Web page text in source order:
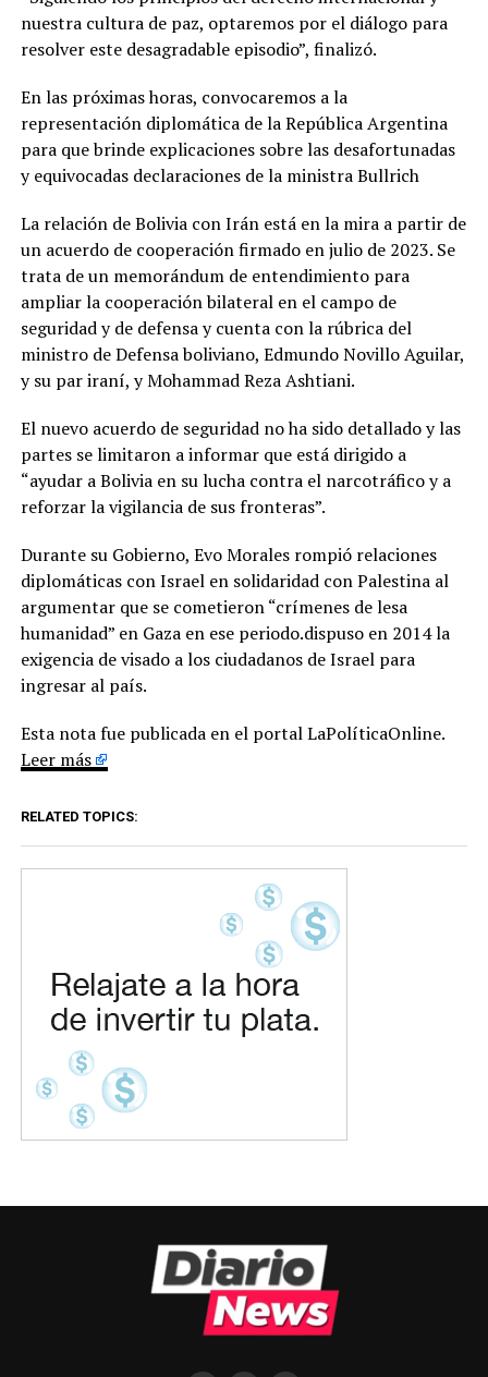
nuestra cultura de paz, optaremos por el diálogo para
resolver este desagradable episodio”, finalizó.
En las próximas horas, convocaremos a la
representación diplomática de la República Argentina
para que brinde explicaciones sobre las desafortunadas
y equivocadas declaraciones de la ministra Bullrich
La relación de Bolivia con Irán está en la mira a partir de
un acuerdo de cooperación firmado en julio de 2023. Se
trata de un memorándum de entendimiento para
ampliar la cooperación bilateral en el campo de
seguridad y de defensa y cuenta con la rúbrica del
ministro de Defensa boliviano, Edmundo Novillo Aguilar,
y su par iraní, y Mohammad Reza Ashtiani.
El nuevo acuerdo de seguridad no ha sido detallado y las
partes se limitaron a informar que está dirigido a
“ayudar a Bolivia en su lucha contra el narcotráfico y a
reforzar la vigilancia de sus fronteras”.
Durante su Gobierno, Evo Morales rompió relaciones
diplomáticas con Israel en solidaridad con Palestina al
argumentar que se cometieron “crímenes de lesa
humanidad” en Gaza en ese periodo.dispuso en 2014 la
exigencia de visado a los ciudadanos de Israel para
ingresar al país.
Esta nota fue publicada en el portal LaPolíticaOnline.
Leer más
RELATED TOPICS: